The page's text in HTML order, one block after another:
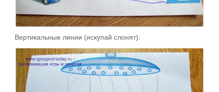
Вертикальные линии (искупай слонят):